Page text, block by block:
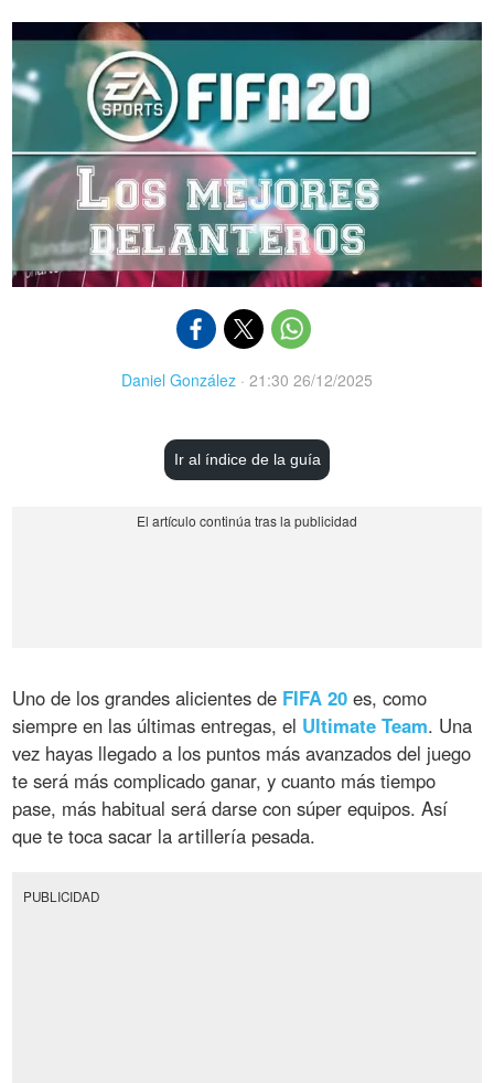
Daniel González · 21:30 26/12/2025
Ir al índice de la guía
Uno de los grandes alicientes de FIFA 20 es, como
siempre en las últimas entregas, el Ultimate Team. Una
vez hayas llegado a los puntos más avanzados del juego
te será más complicado ganar, y cuanto más tiempo
pase, más habitual será darse con súper equipos. Así
que te toca sacar la artillería pesada.
PUBLICIDAD